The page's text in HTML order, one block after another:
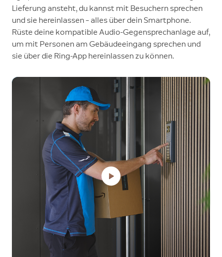
Lieferung ansteht, du kannst mit Besuchern sprechen
und sie hereinlassen – alles über dein Smartphone.
Rüste deine kompatible Audio-Gegensprechanlage auf,
um mit Personen am Gebäudeeingang sprechen und
sie über die Ring-App hereinlassen zu können.